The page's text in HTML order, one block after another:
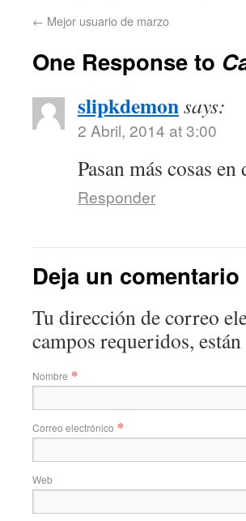
← Mejor usuario de marzo
One Response to
slipkdemonsays:
2 Abril, 2014 at 3:00
Pasan más cosas
Responder
Deja un comentario
Tu dirección de correo
campos requeridos,
Nombre *
Correo electrónico *
Web